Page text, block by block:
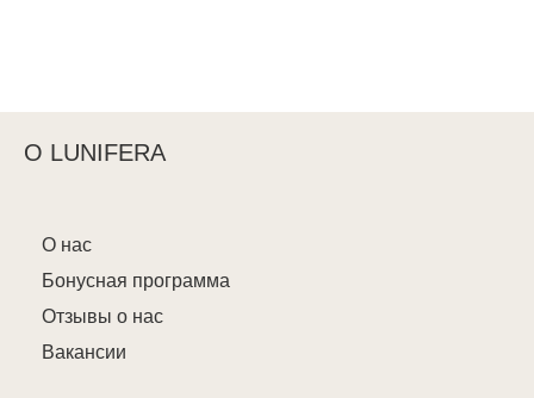
О LUNIFERA
О нас
Бонусная программа
Отзывы о нас
Вакансии